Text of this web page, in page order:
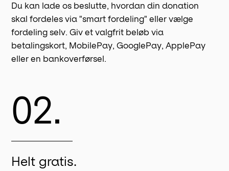
Du kan lade os beslutte, hvordan din donation
skal fordeles via "smart fordeling" eller vælge
fordeling selv. Giv et valgfrit beløb via
betalingskort, MobilePay, GooglePay, ApplePay
eller en bankoverførsel.
02.
Helt gratis.